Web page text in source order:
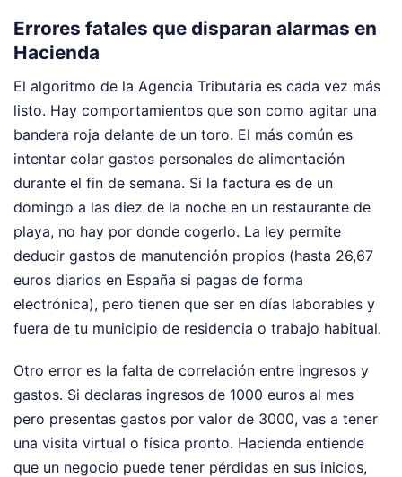
Errores fatales que disparan alarmas en
Hacienda
El algoritmo de la Agencia Tributaria es cada vez más
listo. Hay comportamientos que son como agitar una
bandera roja delante de un toro. El más común es
intentar colar gastos personales de alimentación
durante el fin de semana. Si la factura es de un
domingo a las diez de la noche en un restaurante de
playa, no hay por donde cogerlo. La ley permite
deducir gastos de manutención propios (hasta 26,67
euros diarios en España si pagas de forma
electrónica), pero tienen que ser en días laborables y
fuera de tu municipio de residencia o trabajo habitual.
Otro error es la falta de correlación entre ingresos y
gastos. Si declaras ingresos de 1000 euros al mes
pero presentas gastos por valor de 3000, vas a tener
una visita virtual o física pronto. Hacienda entiende
que un negocio puede tener pérdidas en sus inicios,